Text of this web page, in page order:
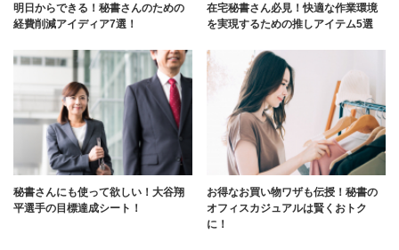
明日からできる！秘書さんのための
経費削減アイディア7選！
在宅秘書さん必見！快適な作業環境
を実現するための推しアイテム5選
秘書さんにも使って欲しい！大谷翔
平選手の目標達成シート！
お得なお買い物ワザも伝授！秘書の
オフィスカジュアルは賢くおトク
に！